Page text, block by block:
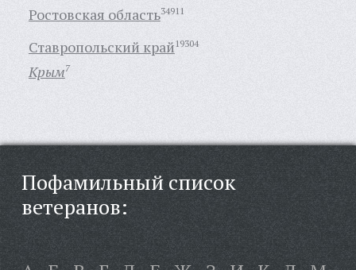
Ростовская область34911
Ставропольский край19304
Крым7
Пофамильный список
ветеранов: